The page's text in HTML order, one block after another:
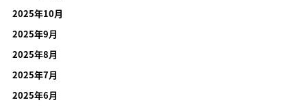
2025年10月
2025年9月
2025年8月
2025年7月
2025年6月